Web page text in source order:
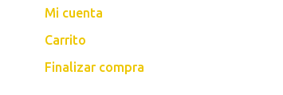
Mi cuenta
Carrito
Finalizar compra